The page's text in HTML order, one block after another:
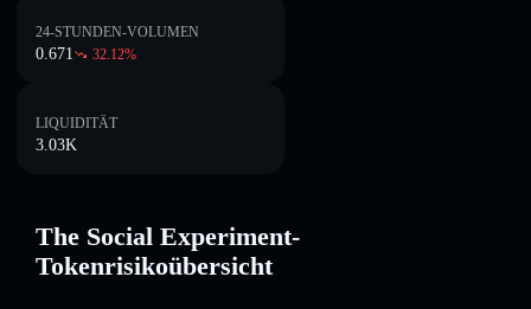
24-STUNDEN-VOLUMEN
0.671 32.12%
LIQUIDITÄT
3.03K
The Social Experiment-
Tokenrisikoübersicht